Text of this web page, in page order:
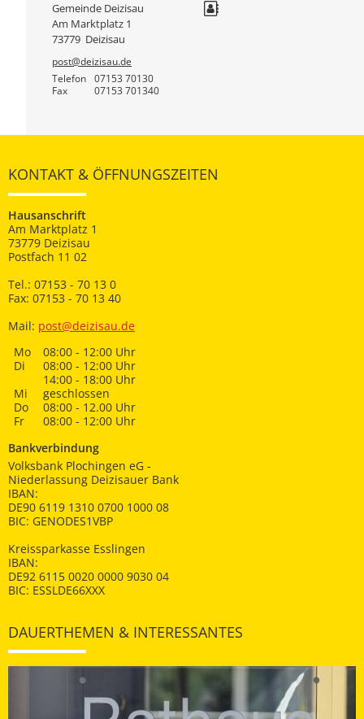
Gemeinde Deizisau
Am Marktplatz 1
73779 Deizisau
post@deizisau.de
Telefon
07153 70130
Fax 07153 701340
KONTAKT & ÖFFNUNGSZEITEN
Hausanschrift
Am Marktplatz 1
73779 Deizisau
Postfach 11 02
Tel.: 07153 - 70 13 0
Fax: 07153 - 70 13 40
Mail: post@deizisau.de
Mo
08:00 - 12:00 Uhr
Di
08:00 - 12:00 Uhr
14:00 - 18:00 Uhr
Mi
geschlossen
Do
08:00 - 12.00 Uhr
Fr
08:00 - 12:00 Uhr
Bankverbindung
Volksbank Plochingen eG -
Niederlassung Deizisauer Bank
IBAN:
DE90 6119 1310 0700 1000 08
BIC: GENODES1VBP
Kreissparkasse Esslingen
IBAN:
DE92 6115 0020 0000 9030 04
BIC: ESSLDE66XXX
DAUERTHEMEN & INTERESSANTES